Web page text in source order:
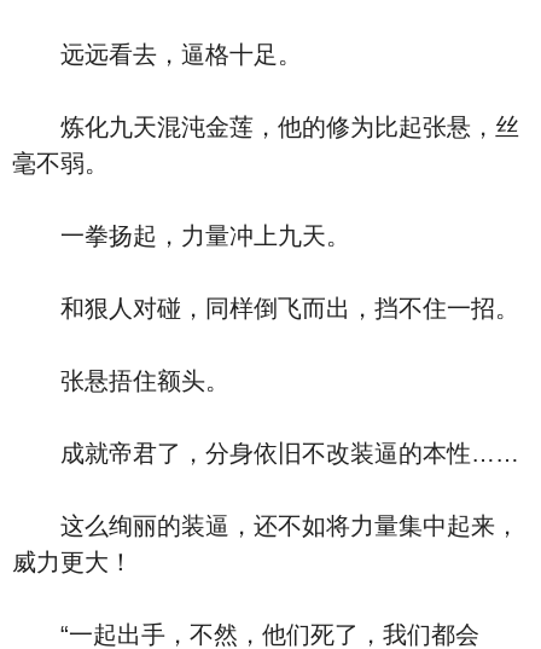
远远看去，逼格十足。
炼化九天混沌金莲，他的修为比起张悬，丝
毫不弱。
一拳扬起，力量冲上九天。
和狠人对碰，同样倒飞而出，挡不住一招。
张悬捂住额头。
成就帝君了，分身依旧不改装逼的本性……
这么绚丽的装逼，还不如将力量集中起来，
威力更大！
“一起出手，不然，他们死了，我们都会